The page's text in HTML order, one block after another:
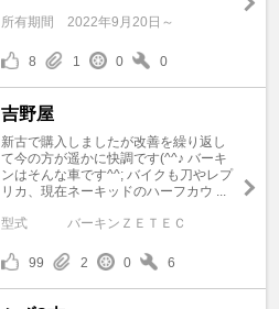
所有期間 2022年9月20日～
8 1 0 0
吉野屋
新古で購入しましたが改善を繰り返し
て今の方が遥かに快調です(^^♪ バーキ
ンはそんな車です^^; バイクも刀やレプ
リカ、現在ネーキッドのハーフカウ ...
型式 バーキンＺＥＴＥＣ
99 2 0 6